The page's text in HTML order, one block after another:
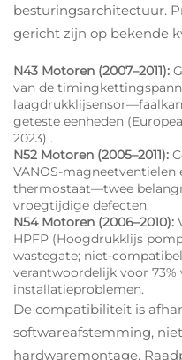
besturingsarchitectuur.
gericht zijn op bekende
N43 Motoren (2007–2011):
van de
geteste eenheden
2023) .
N52 Motoren (2005–2011):
VANOS-magneetventielen
thermostaat—twee
vroegtijdige defecten.
N54 Motoren (2006–2010):
HPFP (Hoogdrukklijs
wastegate; niet-
verantwoordelijk voor
installatieproblemen.
De compatibiliteit is
softwareafstemming,
hardwaremontage.